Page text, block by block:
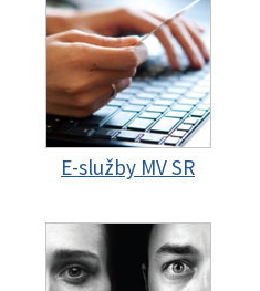
E-služby MV SR